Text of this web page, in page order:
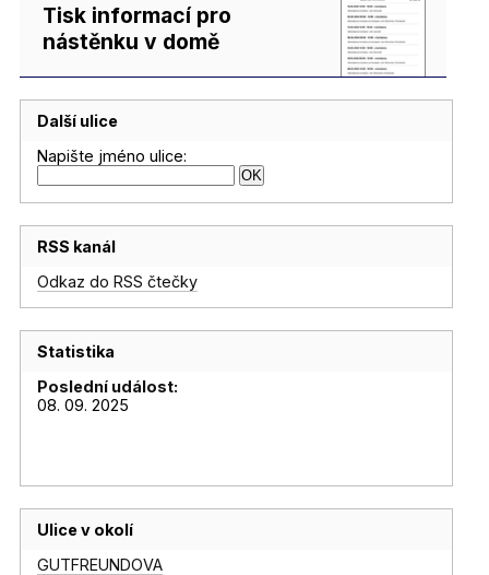
Tisk informací pro
nástěnku v domě
Další ulice
Napište jméno ulice:
RSS kanál
Odkaz do RSS čtečky
Statistika
Poslední událost:
08. 09. 2025
Ulice v okolí
GUTFREUNDOVA